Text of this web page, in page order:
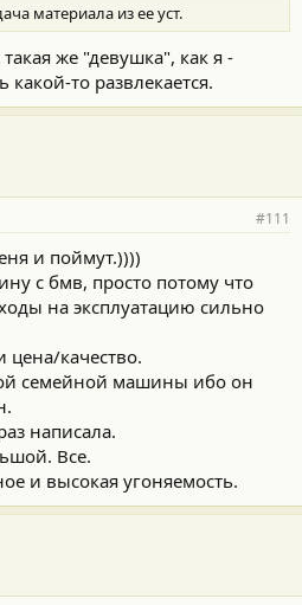
материала из ее уст.
же "девушка", как я -
то развлекается.
#111
и поймут.))))
с бмв, просто потому что
на эксплуатацию сильно
качество.
семейной машины ибо он
написала.
Все.
и высокая угоняемость.